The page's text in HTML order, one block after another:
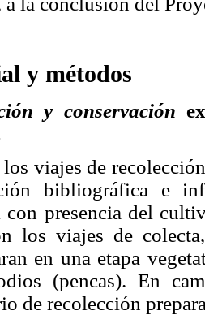
y métodos
y conservación
viajes de
bibliográfica e
con presencia del
los viajes de
en una etapa
(pencas). En
de recolección